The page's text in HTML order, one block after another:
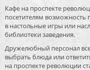
Кафе на проспекте
посетителям возможность
в настольные игры или
библиотеки заведения.
Дружелюбный персонал
выбрать блюда или
на проспекте революции